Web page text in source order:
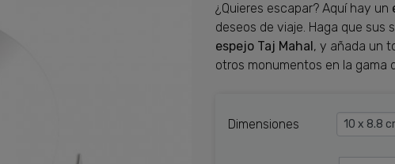
¿Quieres escapar? Aquí hay un
deseos de viaje. Haga que sus
espejo Taj Mahal, y añada un
otros monumentos en la gama
Dimensiones